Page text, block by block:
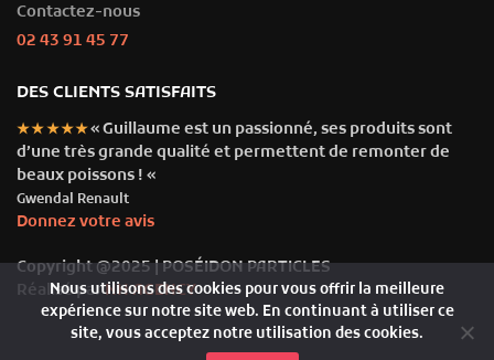
Contactez-nous
02 43 91 45 77
DES CLIENTS SATISFAITS
★★★★★« Guillaume est un passionné, ses produits sont
d’une très grande qualité et permettent de remonter de
beaux poissons ! «
Gwendal Renault
Donnez votre avis
Copyright @2025 | POSÉIDON PARTICLES
Réalisé parNH AGENCY
Nous utilisons des cookies pour vous offrir la meilleure
expérience sur notre site web. En continuant à utiliser ce
site, vous acceptez notre utilisation des cookies.